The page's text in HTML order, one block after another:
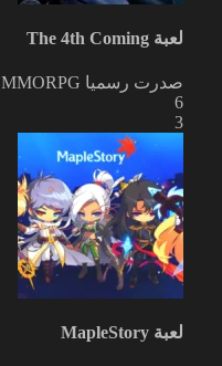
لعبة The 4th Coming
صدرت رسميا MMORPG
6
3
لعبة MapleStory